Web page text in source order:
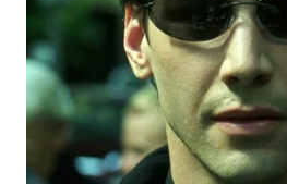
TANJUNG
WN
KARO
WN